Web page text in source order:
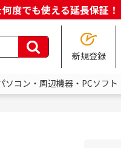
度でも使える延長保証！
新規登録
ソコン・周辺機器・PCソフト